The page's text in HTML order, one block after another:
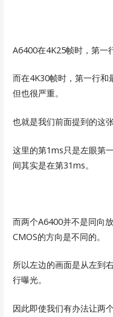
A6400在4K25帧时，第一
而在4K30帧时，第一行和
但也很严重。
也就是我们前面提到的这
这里的第1ms只是左眼第
间其实是在第31ms。
而两个A6400并不是同向
CMOS的方向是不同的。
所以左边的画面是从左到
行曝光。
因此即使我们有办法让两